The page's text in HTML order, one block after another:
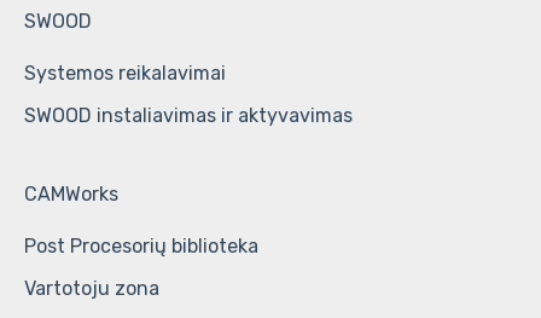
SWOOD
Systemos reikalavimai
SWOOD instaliavimas ir aktyvavimas
CAMWorks
Post Procesorių biblioteka
Vartotoju zona